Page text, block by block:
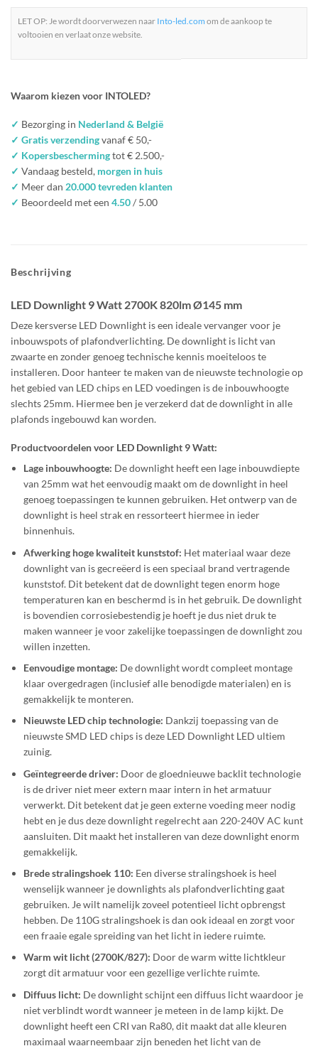
LET OP: Je wordt doorverwezen naar Into-led.com om de aankoop te
voltooien en verlaat onze website.
Waarom kiezen voor INTOLED?
✓ Bezorging in Nederland & België
✓ Gratis verzendingvanaf € 50,-
✓ Kopersbeschermingtot € 2.500,-
✓ Vandaag besteld, morgen in huis
✓ Meer dan 20.000 tevreden klanten
✓ Beoordeeld met een 4.50/ 5.00
Beschrijving
LED Downlight 9 Watt 2700K 820lm Ø145 mm
Deze kersverse LED Downlight is een ideale vervanger voor je
inbouwspots of plafondverlichting. De downlight is licht van
zwaarte en zonder genoeg technische kennis moeiteloos te
installeren. Door hanteer te maken van de nieuwste technologie op
het gebied van LED chips en LED voedingen is de inbouwhoogte
slechts 25mm. Hiermee ben je verzekerd dat de downlight in alle
plafonds ingebouwd kan worden.
Productvoordelen voor LED Downlight 9 Watt:
Lage inbouwhoogte: De downlight heeft een lage inbouwdiepte
van 25mm wat het eenvoudig maakt om de downlight in heel
genoeg toepassingen te kunnen gebruiken. Het ontwerp van de
downlight is heel strak en ressorteert hiermee in ieder
binnenhuis.
Afwerking hoge kwaliteit kunststof: Het materiaal waar deze
downlight van is gecreëerd is een speciaal brand vertragende
kunststof. Dit betekent dat de downlight tegen enorm hoge
temperaturen kan en beschermd is in het gebruik. De downlight
is bovendien corrosiebestendig je hoeft je dus niet druk te
maken wanneer je voor zakelijke toepassingen de downlight zou
willen inzetten.
Eenvoudige montage: De downlight wordt compleet montage
klaar overgedragen (inclusief alle benodigde materialen) en is
gemakkelijk te monteren.
Nieuwste LED chip technologie: Dankzij toepassing van de
nieuwste SMD LED chips is deze LED Downlight LED ultiem
zuinig.
Geïntegreerde driver: Door de gloednieuwe backlit technologie
is de driver niet meer extern maar intern in het armatuur
verwerkt. Dit betekent dat je geen externe voeding meer nodig
hebt en je dus deze downlight regelrecht aan 220-240V AC kunt
aansluiten. Dit maakt het installeren van deze downlight enorm
gemakkelijk.
Brede stralingshoek 110: Een diverse stralingshoek is heel
wenselijk wanneer je downlights als plafondverlichting gaat
gebruiken. Je wilt namelijk zoveel potentieel licht opbrengst
hebben. De 110G stralingshoek is dan ook ideaal en zorgt voor
een fraaie egale spreiding van het licht in iedere ruimte.
Warm wit licht (2700K/827): Door de warm witte lichtkleur
zorgt dit armatuur voor een gezellige verlichte ruimte.
Diffuus licht: De downlight schijnt een diffuus licht waardoor je
niet verblindt wordt wanneer je meteen in de lamp kijkt. De
downlight heeft een CRI van Ra80, dit maakt dat alle kleuren
maximaal waarneembaar zijn beneden het licht van de